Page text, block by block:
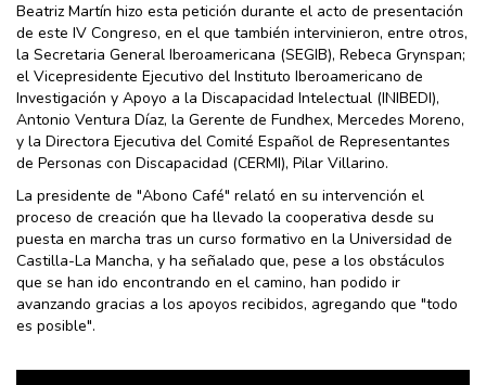
Beatriz Martín hizo esta petición durante el acto de presentación
de este IV Congreso, en el que también intervinieron, entre otros,
la Secretaria General Iberoamericana (SEGIB), Rebeca Grynspan;
el Vicepresidente Ejecutivo del Instituto Iberoamericano de
Investigación y Apoyo a la Discapacidad Intelectual (INIBEDI),
Antonio Ventura Díaz, la Gerente de Fundhex, Mercedes Moreno,
y la Directora Ejecutiva del Comité Español de Representantes
de Personas con Discapacidad (CERMI), Pilar Villarino.
La presidente de "Abono Café" relató en su intervención el
proceso de creación que ha llevado la cooperativa desde su
puesta en marcha tras un curso formativo en la Universidad de
Castilla-La Mancha, y ha señalado que, pese a los obstáculos
que se han ido encontrando en el camino, han podido ir
avanzando gracias a los apoyos recibidos, agregando que "todo
es posible".